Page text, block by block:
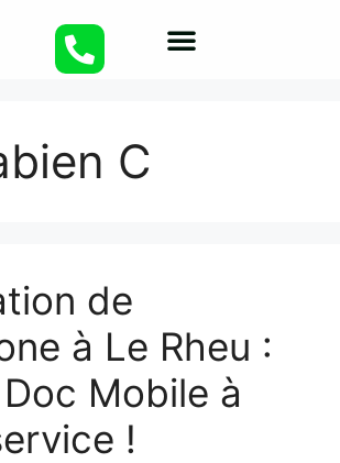
C
de
à Le Rheu :
Mobile à
!